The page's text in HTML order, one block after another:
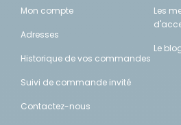
Mon compte
Adresses
Historique de vos commandes
Suivi de commande invité
Contactez-nous
Les
Le